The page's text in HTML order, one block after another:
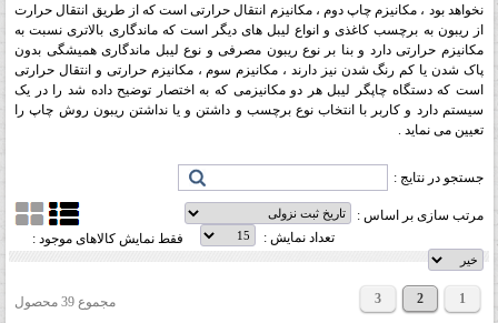
نخواهد بود ، مکانیزم چاپ دوم ، مکانیزم انتقال حرارتی است که از طریق انتقال حرارت
از ریبون به برچسب کاغذی و انواع لیبل های دیگر است که ماندگاری بالاتری نسبت به
مکانیزم حرارتی دارد و بنا بر نوع ریبون مصرفی و نوع لیبل ماندگاری همیشگی بدون
پاک شدن یا کم رنگ شدن نیز دارند ، مکانیزم سوم ، مکانیزم حرارتی و انتقال حرارتی
است که دستگاه چاپگر لیبل هر دو مکانیزمی که به اختصار توضیح داده شد را در یک
سیستم دارد و کاربر با انتخاب نوع برچسب و داشتن و یا نداشتن ریبون روش چاپ را
تعیین می نماید .
جستجو در نتایج :
مرتب سازی بر اساس :
تعداد نمایش :
فقط نمایش کالاهای موجود :
1
2
3 مجموع 39 محصول